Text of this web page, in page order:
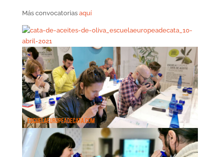
Más convocatorias aquí